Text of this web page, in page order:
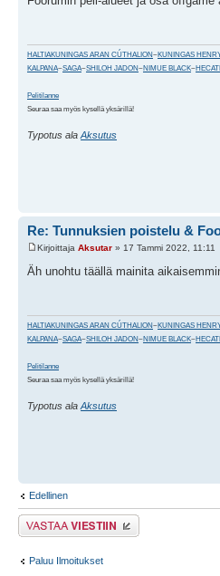
HALTIAKUNINGAS ARAN CÚTHALION ~KUNINGAS
KALPANA~SAGA~SHILOH JADON ~NIMUE BLACK~
Pelitilanne
Seuraa saa myös kysellä yksärillä!
Typotus ala Aksutus
Re: Tunnuksien poistelu &
Kirjoittaja Aksutar » 17 Tammi 2022, 11:11
Äh unohtu täällä mainita
HALTIAKUNINGAS ARAN CÚTHALION ~KUNINGAS
KALPANA~SAGA~SHILOH JADON ~NIMUE BLACK~
Pelitilanne
Seuraa saa myös kysellä yksärillä!
Typotus ala Aksutus
Edellinen
Lähetä vastaus
Paluu Ilmoitukset